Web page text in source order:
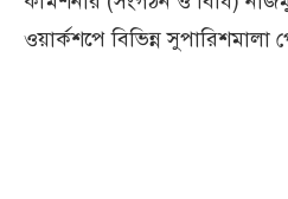
ওয়ার্কশপে বিভিন্ন সুপারিশমালা